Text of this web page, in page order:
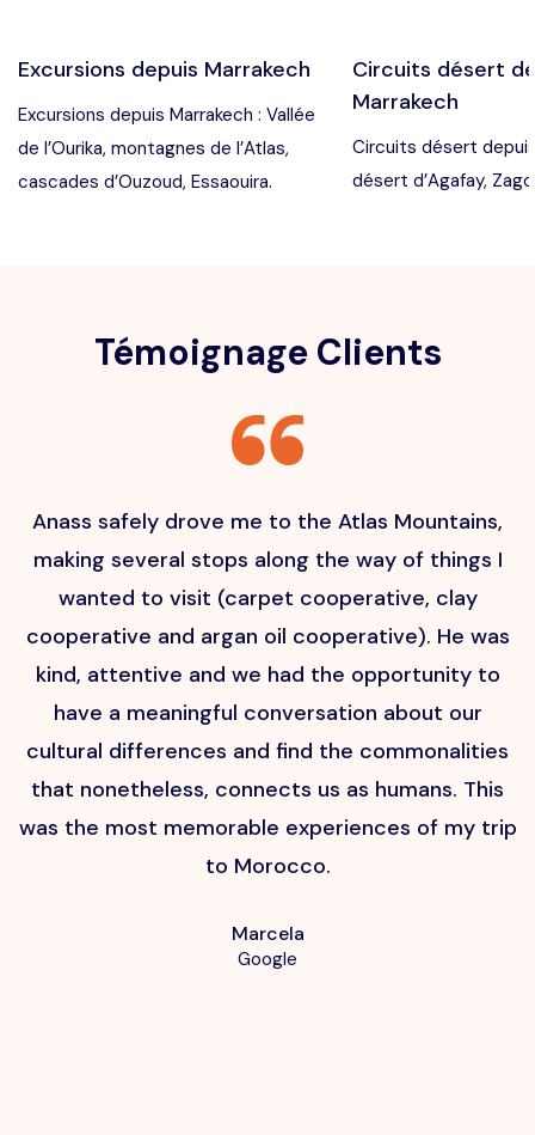
Excursions depuis Marrakech
Excursions depuis Marrakech : Vallée
de l’Ourika, montagnes de l’Atlas,
cascades d’Ouzoud, Essaouira.
Circuits désert
Marrakech
Circuits désert
désert d’Agafay,
Témoignage Clients
Anass safely drove me to the Atlas Mountains,
making several stops along the way of things I
wanted to visit (carpet cooperative, clay
cooperative and argan oil cooperative). He was
kind, attentive and we had the opportunity to
have a meaningful conversation about our
cultural differences and find the commonalities
that nonetheless, connects us as humans. This
was the most memorable experiences of my trip
to Morocco.
Marcela
Google